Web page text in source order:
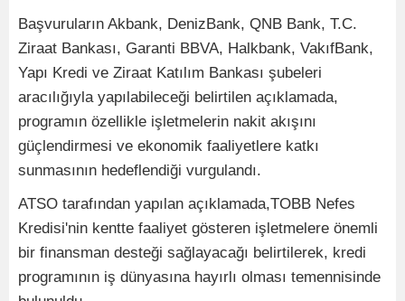
Başvuruların Akbank, DenizBank, QNB Bank, T.C.
Ziraat Bankası, Garanti BBVA, Halkbank, VakıfBank,
Yapı Kredi ve Ziraat Katılım Bankası şubeleri
aracılığıyla yapılabileceği belirtilen açıklamada,
programın özellikle işletmelerin nakit akışını
güçlendirmesi ve ekonomik faaliyetlere katkı
sunmasının hedeflendiği vurgulandı.
ATSO tarafından yapılan açıklamada,TOBB Nefes
Kredisi'nin kentte faaliyet gösteren işletmelere önemli
bir finansman desteği sağlayacağı belirtilerek, kredi
programının iş dünyasına hayırlı olması temennisinde